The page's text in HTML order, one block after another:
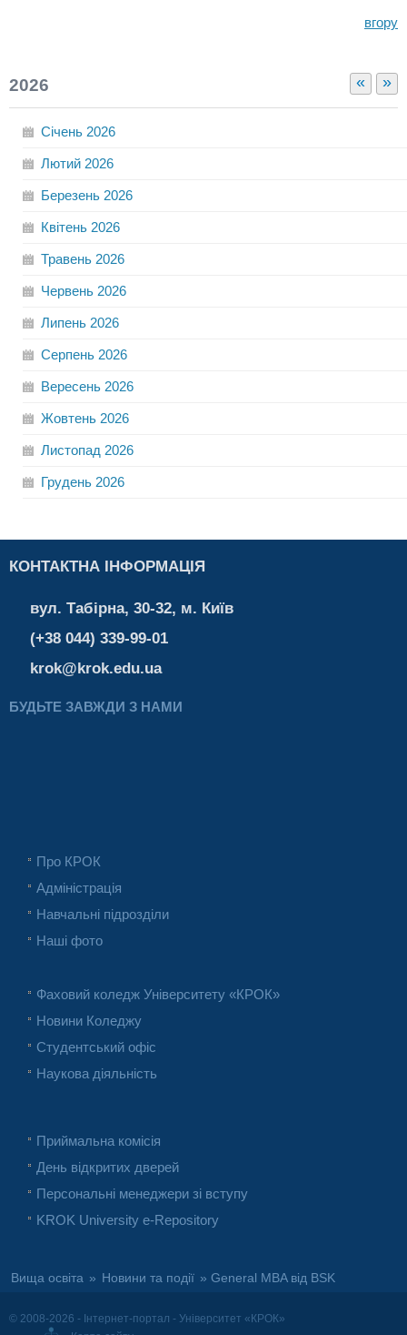
вгору
« »
2026
Січень 2026
Лютий 2026
Березень 2026
Квітень 2026
Травень 2026
Червень 2026
Липень 2026
Серпень 2026
Вересень 2026
Жовтень 2026
Листопад 2026
Грудень 2026
КОНТАКТНА ІНФОРМАЦІЯ
вул. Табірна, 30-32, м. Київ
(+38 044) 339-99-01
krok@krok.edu.ua
БУДЬТЕ ЗАВЖДИ З НАМИ
Про КРОК
Адміністрація
Навчальні підрозділи
Наші фото
Фаховий коледж Університету «КРОК»
Новини Коледжу
Студентський офіс
Наукова діяльність
Приймальна комісія
День відкритих дверей
Персональні менеджери зі вступу
KROK University e-Repository
Вища освіта » Новини та події » General MBA від BSK
© 2008-2026 - Інтернет-портал - Університет «КРОК»